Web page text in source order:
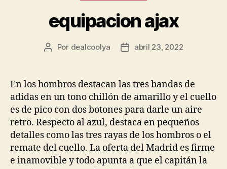
equipacion ajax
Autor
entrada
Por dealcoolya
Fecha
entrada
abril 23, 2022
En los hombros destacan las tres bandas de
adidas en un tono chillón de amarillo y el cuello
es de pico con dos botones para darle un aire
retro. Respecto al azul, destaca en pequeños
detalles como las tres rayas de los hombros o el
remate del cuello. La oferta del Madrid es firme
e inamovible y todo apunta a que el capitán la